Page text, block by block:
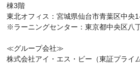
棟3階
東北オフィス：宮城県仙台市青葉区中央
※ラーニングセンター：東京都中央区八
≪グループ会社≫
株式会社アイ・エス・ビー（東証プライ